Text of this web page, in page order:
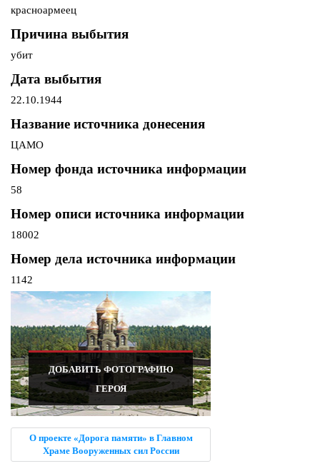
красноармеец
Причина выбытия
убит
Дата выбытия
22.10.1944
Название источника донесения
ЦАМО
Номер фонда источника информации
58
Номер описи источника информации
18002
Номер дела источника информации
1142
ДОБАВИТЬ ФОТОГРАФИЮ
ГЕРОЯ
О проекте «Дорога памяти» в Главном
Храме Вооруженных сил России